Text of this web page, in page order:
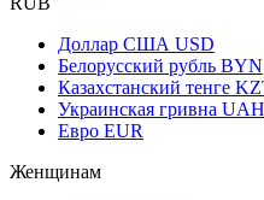
Доллар США USD
Белорусский рубль BYN
Казахстанский тенге
Украинская гривна UAH
Евро EUR
Женщинам